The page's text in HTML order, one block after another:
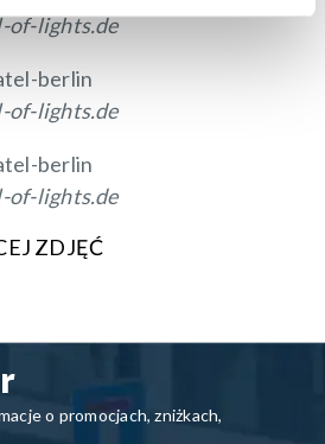
of-lights.de
of-lights.de
of-lights.de
ZDJĘĆ
o promocjach, zniżkach,